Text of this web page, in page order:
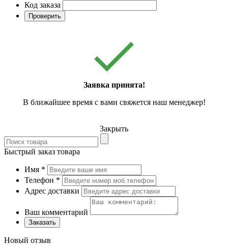
Код заказа
Проверить
Заявка принята!
В ближайшее время с вами свяжется наш менеджер!
Закрыть
Быстрый заказ товара
Имя *
Телефон *
Адрес доставки
Ваш комментарий
Заказать
Новый отзыв